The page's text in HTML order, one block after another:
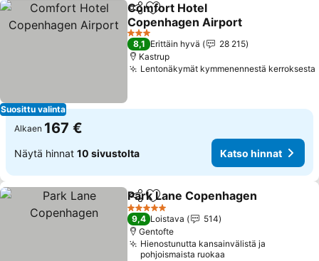
Suosittu valinta
Jaa Lisää suosikkeihin
Comfort Hotel
Copenhagen Airport
3 Tähtiluokitus
8,1 Erittäin hyvä
28 215
Kastrup
Lentonäkymät kymmenennestä kerroksesta
Alkaen 167 €
Näytä hinnat 10 sivustolta Katso hinnat
Jaa Lisää suosikkeihin
Park Lane Copenhagen
5 Tähtiluokitus
9,4 Loistava
514
Gentofte
Hienostunutta kansainvälistä ja
pohjoismaista ruokaa